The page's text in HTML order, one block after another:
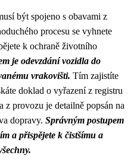
být spojeno s obavami z
procesu se vyhnete
k ochraně životního
je odevzdání vozidla do
vrakovišti. Tím zajistíte
doklad o vyřazení z registru
provozu je detailně popsán na
dopravy. Správným postupem
a přispějete k čistšímu a